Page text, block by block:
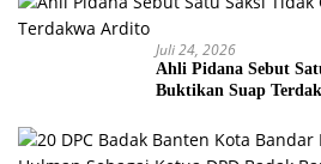
Juli 24, 2026
Ahli Pidana Sebut
Buktikan Suap